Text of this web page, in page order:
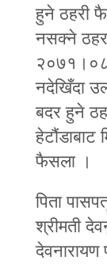
हुने ठहरी
नसक्ने ठहर
नदेखिँदा
बदर हुने
फैसला ।
पिता
श्रीमती